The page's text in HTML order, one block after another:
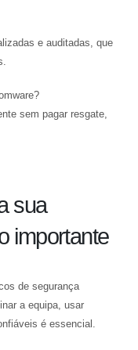
e auditadas, que
sem pagar resgate,
sua
importante
de segurança
a equipa, usar
é essencial.